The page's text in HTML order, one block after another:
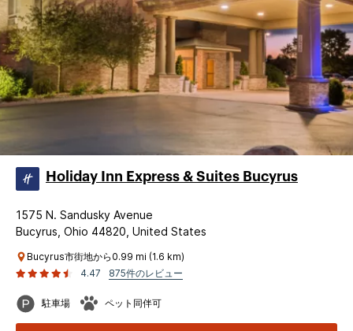
Holiday Inn Express & Suites Bucyrus
1575 N. Sandusky Avenue
Bucyrus, Ohio 44820, United States
Bucyrus市街地から0.99 mi (1.6 km)
4.47
875件のレビュー
駐車場 ペット同伴可